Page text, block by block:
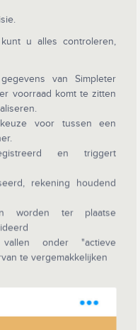
u alles controleren,
van Simpleter
voorraad komt te zitten
voor tussen een
en triggert
rekening houdend
worden ter plaatse
onder "actieve
te vergemakkelijken